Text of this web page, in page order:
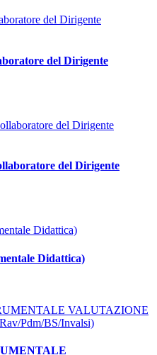
del Dirigente
del Dirigente
Didattica)